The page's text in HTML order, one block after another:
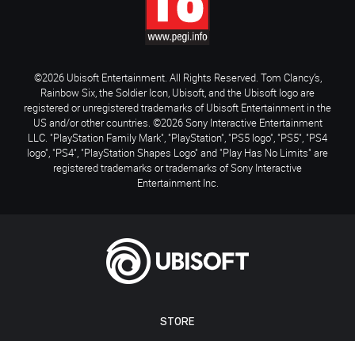
STORE
©2026 Ubisoft Entertainment. All Rights Reserved. Tom Clancy’s,
Rainbow Six, the Soldier Icon, Ubisoft, and the Ubisoft logo are
registered or unregistered trademarks of Ubisoft Entertainment in the
US and/or other countries. ©2026 Sony Interactive Entertainment
LLC. "PlayStation Family Mark", "PlayStation", "PS5 logo", "PS5", "PS4
logo", "PS4", "PlayStation Shapes Logo" and "Play Has No Limits" are
registered trademarks or trademarks of Sony Interactive
Entertainment Inc.